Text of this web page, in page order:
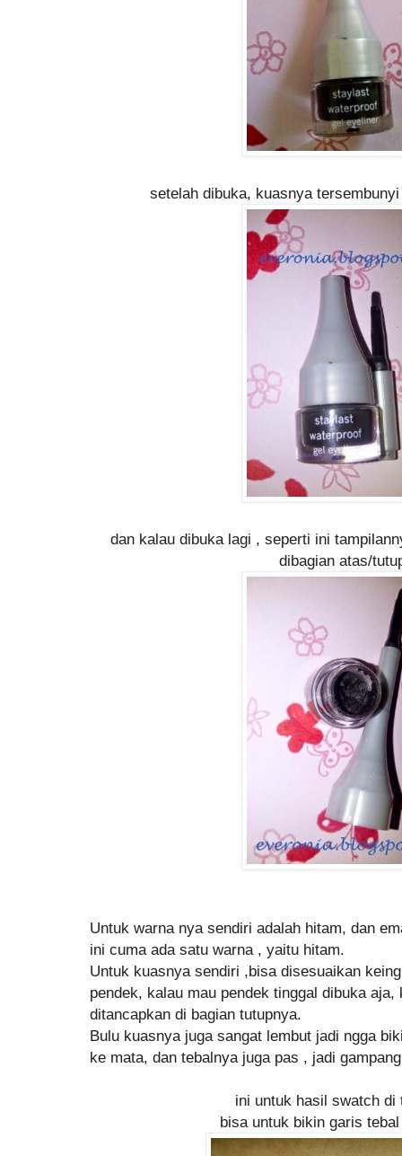
setelah dibuka, kuasnya
dan kalau dibuka lagi , seperti ini
dibagian atas/
Untuk warna nya sendiri adalah hitam, dan
ini cuma ada satu warna , yaitu hitam.
Untuk kuasnya sendiri ,bisa disesuaikan
pendek, kalau mau pendek tinggal dibuka aja,
ditancapkan di bagian tutupnya.
Bulu kuasnya juga sangat lembut jadi ngga
ke mata, dan tebalnya juga pas , jadi
ini untuk hasil swatch di
bisa untuk bikin garis